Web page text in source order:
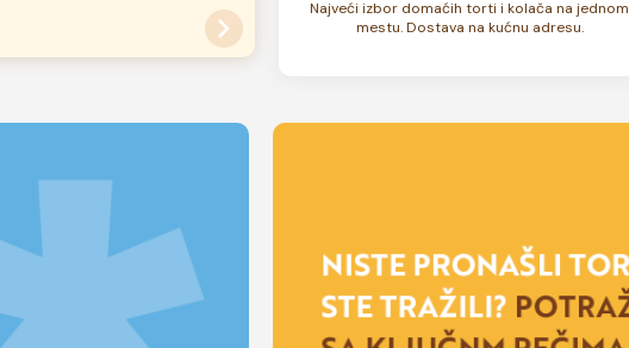
Najveći izbor domaćih torti i kolača na jednom
mestu. Dostava na kućnu adresu.